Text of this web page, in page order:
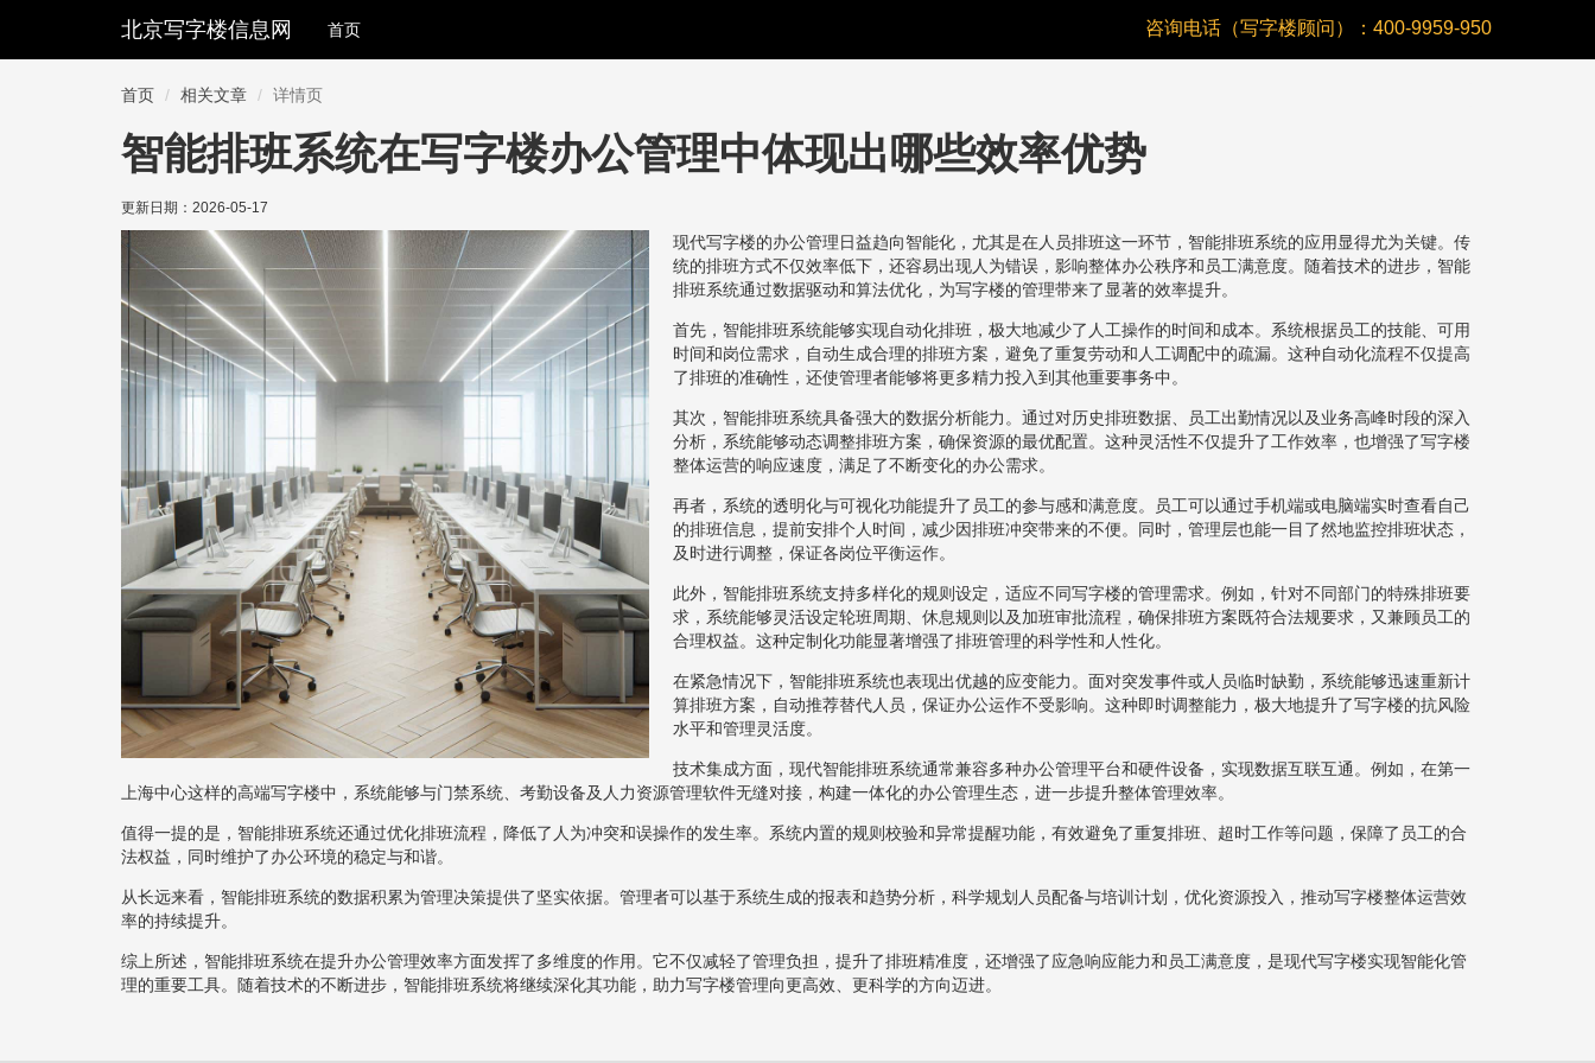
北京写字楼信息网 首页 咨询电话（写字楼顾问）：400-9959-950
首页 相关文章 详情页
智能排班系统在写字楼办公管理中体现出哪些效率优势
更新日期： 2026-05-17
现代写字楼的办公管理日益趋向智能化，尤其是在人员排班这一环节，智能排班系统的应用显得尤为关键。传
统的排班方式不仅效率低下，还容易出现人为错误，影响整体办公秩序和员工满意度。随着技术的进步，智能
排班系统通过数据驱动和算法优化，为写字楼的管理带来了显著的效率提升。
首先，智能排班系统能够实现自动化排班，极大地减少了人工操作的时间和成本。系统根据员工的技能、可用
时间和岗位需求，自动生成合理的排班方案，避免了重复劳动和人工调配中的疏漏。这种自动化流程不仅提高
了排班的准确性，还使管理者能够将更多精力投入到其他重要事务中。
其次，智能排班系统具备强大的数据分析能力。通过对历史排班数据、员工出勤情况以及业务高峰时段的深入
分析，系统能够动态调整排班方案，确保资源的最优配置。这种灵活性不仅提升了工作效率，也增强了写字楼
整体运营的响应速度，满足了不断变化的办公需求。
再者，系统的透明化与可视化功能提升了员工的参与感和满意度。员工可以通过手机端或电脑端实时查看自己
的排班信息，提前安排个人时间，减少因排班冲突带来的不便。同时，管理层也能一目了然地监控排班状态，
及时进行调整，保证各岗位平衡运作。
此外，智能排班系统支持多样化的规则设定，适应不同写字楼的管理需求。例如，针对不同部门的特殊排班要
求，系统能够灵活设定轮班周期、休息规则以及加班审批流程，确保排班方案既符合法规要求，又兼顾员工的
合理权益。这种定制化功能显著增强了排班管理的科学性和人性化。
在紧急情况下，智能排班系统也表现出优越的应变能力。面对突发事件或人员临时缺勤，系统能够迅速重新计
算排班方案，自动推荐替代人员，保证办公运作不受影响。这种即时调整能力，极大地提升了写字楼的抗风险
水平和管理灵活度。
技术集成方面，现代智能排班系统通常兼容多种办公管理平台和硬件设备，实现数据互联互通。例如，在第一
上海中心这样的高端写字楼中，系统能够与门禁系统、考勤设备及人力资源管理软件无缝对接，构建一体化的办公管理生态，进一步提升整体管理效率。
值得一提的是，智能排班系统还通过优化排班流程，降低了人为冲突和误操作的发生率。系统内置的规则校验和异常提醒功能，有效避免了重复排班、超时工作等问题，保障了员工的合
法权益，同时维护了办公环境的稳定与和谐。
从长远来看，智能排班系统的数据积累为管理决策提供了坚实依据。管理者可以基于系统生成的报表和趋势分析，科学规划人员配备与培训计划，优化资源投入，推动写字楼整体运营效
率的持续提升。
综上所述，智能排班系统在提升办公管理效率方面发挥了多维度的作用。它不仅减轻了管理负担，提升了排班精准度，还增强了应急响应能力和员工满意度，是现代写字楼实现智能化管
理的重要工具。随着技术的不断进步，智能排班系统将继续深化其功能，助力写字楼管理向更高效、更科学的方向迈进。